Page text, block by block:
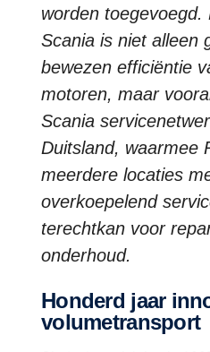
worden toegevoegd.
Scania is niet alleen
bewezen efficiëntie
motoren, maar
Scania
Duitsland, waarmee
meerdere locaties
overkoepelend
terechtkan voor
onderhoud.
Honderd jaar innovatie in
volumetransport